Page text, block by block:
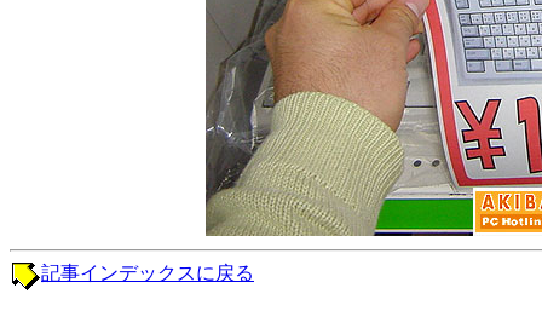
記事インデックスに戻る